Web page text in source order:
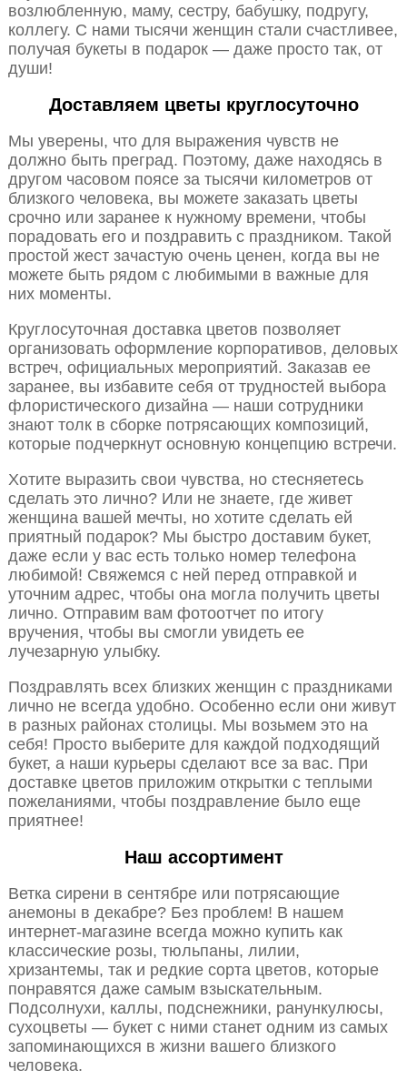
возлюбленную, маму, сестру, бабушку, подругу,
коллегу. С нами тысячи женщин стали счастливее,
получая букеты в подарок — даже просто так, от
души!
Доставляем цветы круглосуточно
Мы уверены, что для выражения чувств не
должно быть преград. Поэтому, даже находясь в
другом часовом поясе за тысячи километров от
близкого человека, вы можете заказать цветы
срочно или заранее к нужному времени, чтобы
порадовать его и поздравить с праздником. Такой
простой жест зачастую очень ценен, когда вы не
можете быть рядом с любимыми в важные для
них моменты.
Круглосуточная доставка цветов позволяет
организовать оформление корпоративов, деловых
встреч, официальных мероприятий. Заказав ее
заранее, вы избавите себя от трудностей выбора
флористического дизайна — наши сотрудники
знают толк в сборке потрясающих композиций,
которые подчеркнут основную концепцию встречи.
Хотите выразить свои чувства, но стесняетесь
сделать это лично? Или не знаете, где живет
женщина вашей мечты, но хотите сделать ей
приятный подарок? Мы быстро доставим букет,
даже если у вас есть только номер телефона
любимой! Свяжемся с ней перед отправкой и
уточним адрес, чтобы она могла получить цветы
лично. Отправим вам фотоотчет по итогу
вручения, чтобы вы смогли увидеть ее
лучезарную улыбку.
Поздравлять всех близких женщин с праздниками
лично не всегда удобно. Особенно если они живут
в разных районах столицы. Мы возьмем это на
себя! Просто выберите для каждой подходящий
букет, а наши курьеры сделают все за вас. При
доставке цветов приложим открытки с теплыми
пожеланиями, чтобы поздравление было еще
приятнее!
Наш ассортимент
Ветка сирени в сентябре или потрясающие
анемоны в декабре? Без проблем! В нашем
интернет-магазине всегда можно купить как
классические розы, тюльпаны, лилии,
хризантемы, так и редкие сорта цветов, которые
понравятся даже самым взыскательным.
Подсолнухи, каллы, подснежники, ранункулюсы,
сухоцветы — букет с ними станет одним из самых
запоминающихся в жизни вашего близкого
человека.